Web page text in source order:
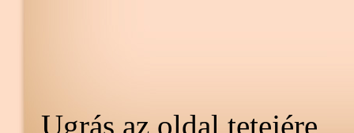
Ugrás az oldal tetejére